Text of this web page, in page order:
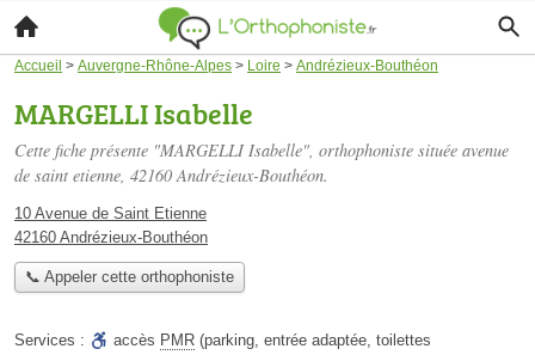
Accueil > Auvergne-Rhône-Alpes > Loire > Andrézieux-Bouthéon
MARGELLI Isabelle
Cette fiche présente "MARGELLI Isabelle", orthophoniste située avenue
de saint etienne, 42160 Andrézieux-Bouthéon.
10 Avenue de Saint Etienne
42160 Andrézieux-Bouthéon
📞 Appeler cette orthophoniste
Services : accès PMR (parking, entrée adaptée, toilettes